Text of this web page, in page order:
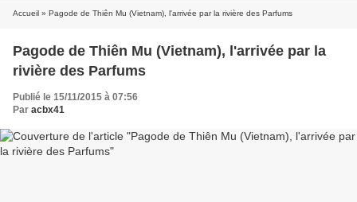
Accueil » Pagode de Thiên Mu (Vietnam), l'arrivée par la rivière des Parfums
Pagode de Thiên Mu (Vietnam), l'arrivée par la
rivière des Parfums
Publié le 15/11/2015 à 07:56
Par acbx41